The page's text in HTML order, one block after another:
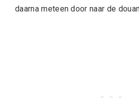
daarna meteen door naar de